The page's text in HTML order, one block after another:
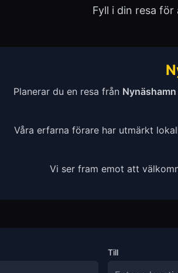
Fyll i din resa
Planerar du en resa från
Våra erfarna förare har utmärkt
Vi ser fram emot att
Till